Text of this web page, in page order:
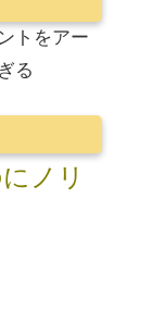
トをアー
る
ノリ